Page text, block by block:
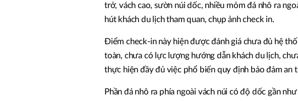
trở, vách cao, sườn núi dốc, nhiều mỏm đá nhô ra
hút khách du lịch tham quan, chụp ảnh check in.
Điểm check-in này hiện được đánh giá chưa đủ hệ
toàn, chưa có lực lượng hướng dẫn khách du lịch,
thực hiện đầy đủ việc phổ biến quy định bảo đảm an
Phần đá nhô ra phía ngoài vách núi có độ dốc gần